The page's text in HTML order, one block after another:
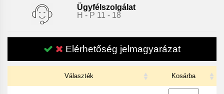
Ügyfélszolgálat
H - P 11 - 18
Elérhetőség jelmagyarázat
Választék Kosárba